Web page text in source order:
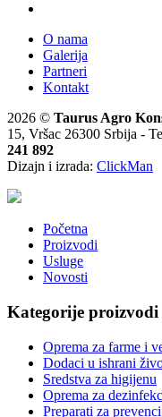
O nama
Galerija
Partneri
Kontakt
2026 © Taurus Agro
15, Vršac 26300 Srbija -
241 892
Dizajn i izrada: ClickMan
Početna
Proizvodi
Usluge
Novosti
Kategorije proizvodi
Oprema za farme i
Dodaci u ishrani
Sredstva za higijenu
Oprema za
Preparati za